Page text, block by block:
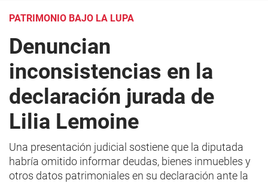
PATRIMONIO BAJO LA LUPA
Denuncian
inconsistencias en la
declaración jurada de
Lilia Lemoine
Una presentación judicial sostiene que la diputada
habría omitido informar deudas, bienes inmuebles y
otros datos patrimoniales en su declaración ante la